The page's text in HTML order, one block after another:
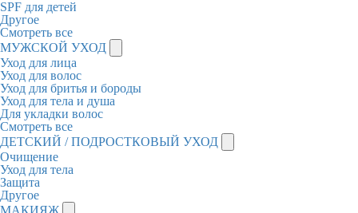
SPF для детей
Другое
Смотреть все
МУЖСКОЙ УХОД
Уход для лица
Уход для волос
Уход для бритья и бороды
Уход для тела и душа
Для укладки волос
Смотреть все
ДЕТСКИЙ / ПОДРОСТКОВЫЙ УХОД
Очищение
Уход для тела
Защита
Другое